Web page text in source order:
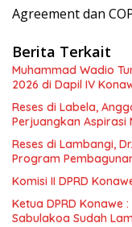
Agreement dan
Berita Terkait
Muhammad Wadio
2026 di Dapil IV
Reses di Labela,
Perjuangkan Aspirasi
Reses di Lambangi,
Program
Komisi II DPRD
Ketua DPRD Konawe
Sabulakoa Sudah